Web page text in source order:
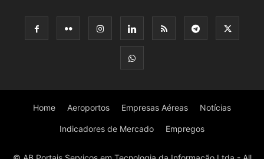
Home Aeroportos Empresas Aéreas Notícias
Indicadores de Mercado Empregos